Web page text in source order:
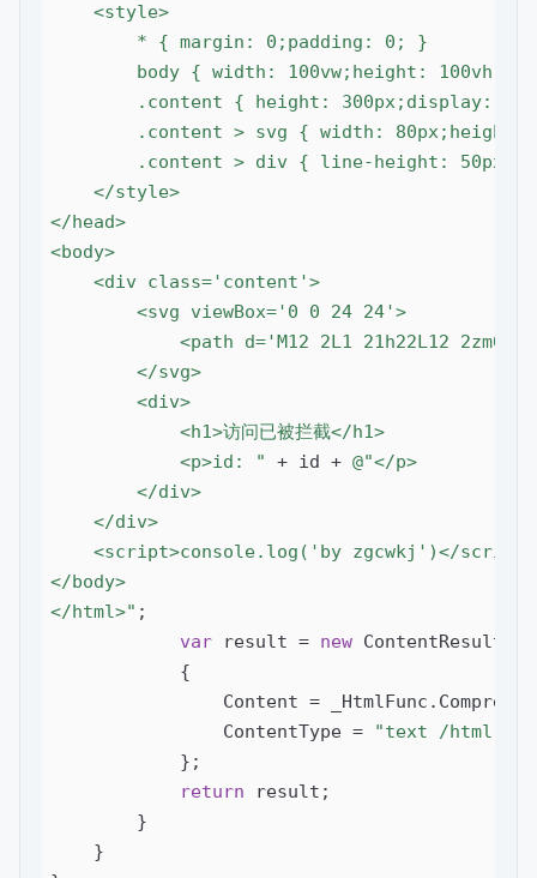
    <style>
        * { margin: 0;padding: 0; }
body { width: 100vw;height:
.content { height: 300px;display:
.content > svg { width: 80px;height:
.content > div { line-height:
    </style>
</head>
<body>
    <div class='content'>
        <svg viewBox='0 0 24 24'>
<path d='M12 2L1 21h22L12 2zm0
        </svg>
        <div>
            <h1>访问已被拦截</h1>
            <p>id: "
+ id + @"</p>
        </div>
    </div>
    <script>console.log('by zgcwkj')</script>
</body>
</html>" ;
var result = new ContentResult
            {
Content =
                ContentType =
"text /html;
            };
return result;
        }
    }